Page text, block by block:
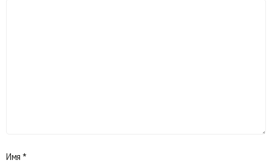
Имя *